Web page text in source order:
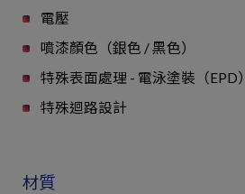
電壓
噴漆顏色（銀色 / 黑色）
特殊表面處理 - 電泳塗裝（EPD）
特殊迴路設計
材質